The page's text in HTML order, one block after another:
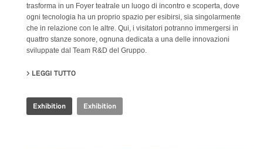
trasforma in un Foyer teatrale un luogo di incontro e scoperta, dove
ogni tecnologia ha un proprio spazio per esibirsi, sia singolarmente
che in relazione con le altre. Qui, i visitatori potranno immergersi in
quattro stanze sonore, ognuna dedicata a una delle innovazioni
sviluppate dal Team R&D del Gruppo.
LEGGI TUTTO
Exhibition Exhibition